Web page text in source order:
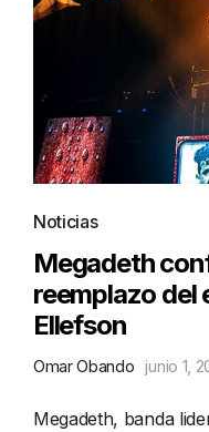
Noticias
Megadeth
reemplazo del
Ellefson
Omar Obando junio 1,
Megadeth, banda